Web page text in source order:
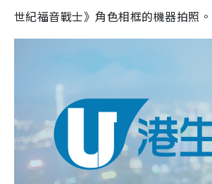
世紀福音戰士》角色相框的機器拍照。